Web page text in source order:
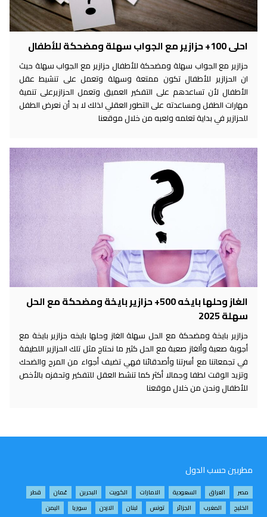
مع الجواب سهلة ومضحكة للأطفال حزازير مع الجواب سهلة حيث
الحزازير للأطفال تكون ممتعة وسهلة وتعمل على تنشيط عقل
لأن تساعدهم على التفكير العميق وتعمل الحزازيرعلى تنمية
الطفل ومساعدته على التطور العقلي لذلك لا بد أن نعرض الطفل
في بداية تعلمه ولعبه من خلال موقعنا
الغاز وحلها بايخه 500+ حزازير بايخة ومضحكة مع الحل
2025
بايخة ومضحكة مع الحل سهلة الغاز وحلها بايخه حزازير بايخة مع
صعبة وألغاز صعبة مع الحل كثير ما نحتاج مثل تلك الحزازير اللطيفة
تجمعاتنا مع أسرتنا وأصدقائنا فهي تضيف أجواء من المرح والضحك
الوقت لطفا وجمالا أكثر كما تنشط العقل للتفكير وتحفزه بالأخص
ونحن من خلال موقعنا
حسب الدول
العراق السعودية الامارات الكويت البحرين عُمان
قطر
المغرب الجزائر تونس لبنان الاردن سوريا
اليمن